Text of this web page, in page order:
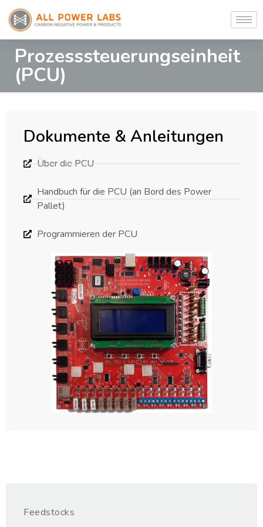
Prozesssteuerungseinheit
(PCU)
Feedstocks
Dokumente & Anleitungen
Über die PCU
Handbuch für die PCU (an Bord des Power
Pallet)
Programmieren der PCU